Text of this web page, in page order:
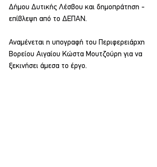
Δήμου Δυτικής Λέσβου και δημοπράτηση -
επίβλεψη από το ΔΕΠΑΝ.
Αναμένεται η υπογραφή του Περιφερειάρχη
Βορείου Αιγαίου Κώστα Μουτζούρη για να
ξεκινήσει άμεσα το έργο.